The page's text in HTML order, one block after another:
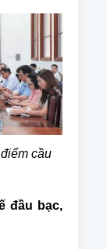
cầu
đầu bạc,